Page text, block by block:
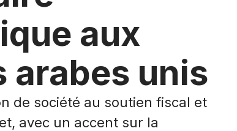
aux
arabes unis
de société au soutien fiscal et
avec un accent sur la